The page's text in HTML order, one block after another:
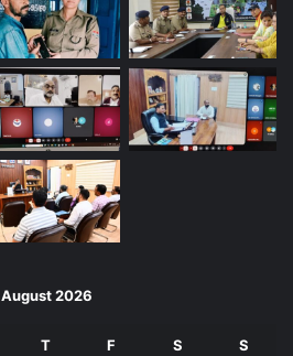
August 2026
T F S S